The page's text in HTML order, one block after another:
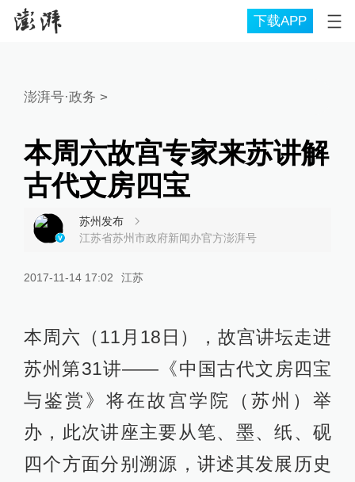
下载APP
澎湃号·政务 >
本周六故宫专家来苏讲解
古代文房四宝
苏州发布
江苏省苏州市政府新闻办官方澎湃号
2017-11-14 17:02 江苏
本周六（11月18日），故宫讲坛走进
苏州第31讲——《中国古代文房四宝
与鉴赏》将在故宫学院（苏州）举
办，此次讲座主要从笔、墨、纸、砚
四个方面分别溯源，讲述其发展历史